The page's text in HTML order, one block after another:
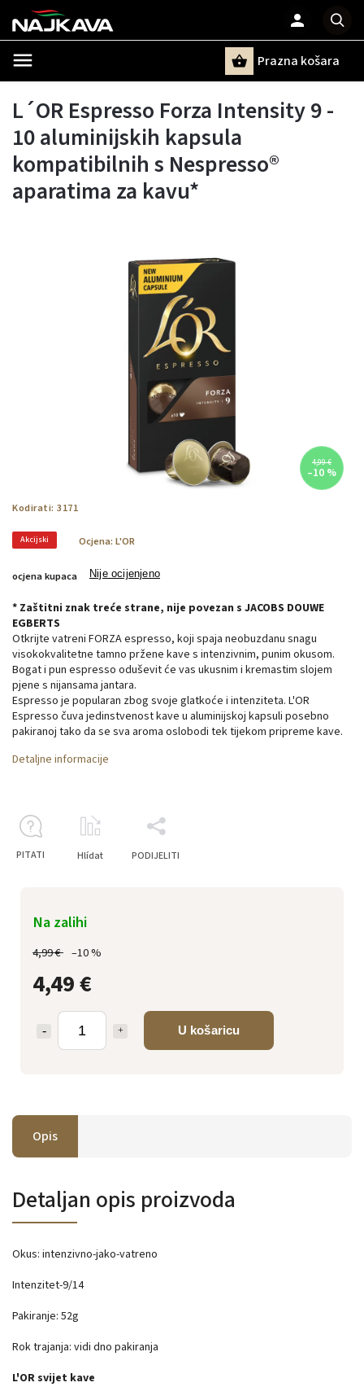
Prazna košara
L´OR Espresso Forza Intensity 9 -
10 aluminijskih kapsula
kompatibilnih s Nespresso®
aparatima za kavu*
4,99 €
–10 %
Kodirati: 3171
Akcijski
ocjena kupaca Nije ocijenjeno
Ocjena: L'OR
4,99 € –10 %
4,49 €
U košaricu
Na zalihi
* Zaštitni znak treće strane, nije povezan s JACOBS DOUWE
EGBERTS
Otkrijte vatreni FORZA espresso, koji spaja neobuzdanu snagu
visokokvalitetne tamno pržene kave s intenzivnim, punim okusom.
Bogat i pun espresso oduševit će vas ukusnim i kremastim slojem
pjene s nijansama jantara.
Espresso je popularan zbog svoje glatkoće i intenziteta. L'OR
Espresso čuva jedinstvenost kave u aluminijskoj kapsuli posebno
pakiranoj tako da se sva aroma oslobodi tek tijekom pripreme kave.
Detaljne informacije
PITATI Hlídat PODIJELITI
Opis
Detaljan opis proizvoda
Okus: intenzivno-jako-vatreno
Intenzitet-9/14
Pakiranje: 52g
Rok trajanja: vidi dno pakiranja
L'OR svijet kave